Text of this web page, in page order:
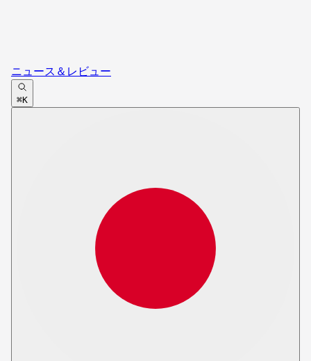
ニュース＆レビュー
⌘K